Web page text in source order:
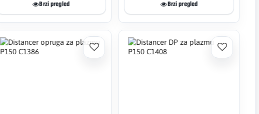
Brzi pregled Brzi pregled